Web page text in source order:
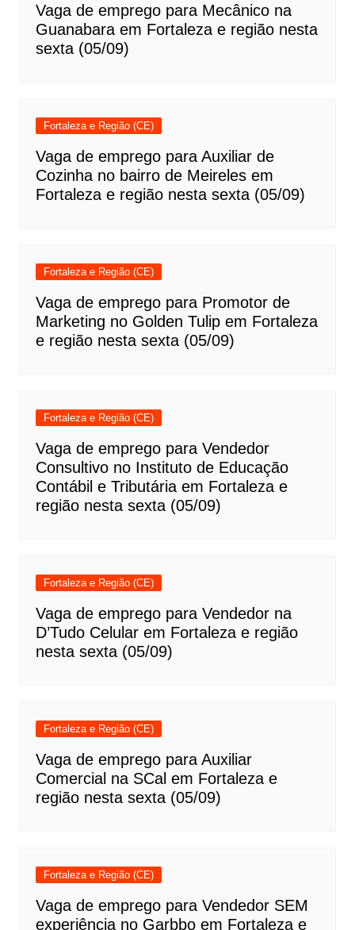
Vaga de emprego para Mecânico na
Guanabara em Fortaleza e região nesta
sexta (05/09)
Fortaleza e Região (CE)
Vaga de emprego para Auxiliar de
Cozinha no bairro de Meireles em
Fortaleza e região nesta sexta (05/09)
Fortaleza e Região (CE)
Vaga de emprego para Promotor de
Marketing no Golden Tulip em Fortaleza
e região nesta sexta (05/09)
Fortaleza e Região (CE)
Vaga de emprego para Vendedor
Consultivo no Instituto de Educação
Contábil e Tributária em Fortaleza e
região nesta sexta (05/09)
Fortaleza e Região (CE)
Vaga de emprego para Vendedor na
D’Tudo Celular em Fortaleza e região
nesta sexta (05/09)
Fortaleza e Região (CE)
Vaga de emprego para Auxiliar
Comercial na SCal em Fortaleza e
região nesta sexta (05/09)
Fortaleza e Região (CE)
Vaga de emprego para Vendedor SEM
experiência no Garbbo em Fortaleza e